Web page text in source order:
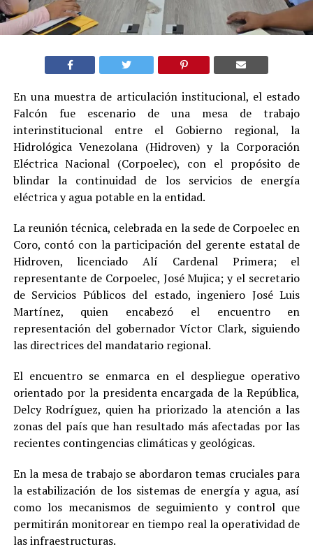
En una muestra de articulación institucional, el estado
Falcón fue escenario de una mesa de trabajo
interinstitucional entre el Gobierno regional, la
Hidrológica Venezolana (Hidroven) y la Corporación
Eléctrica Nacional (Corpoelec), con el propósito de
blindar la continuidad de los servicios de energía
eléctrica y agua potable en la entidad.
La reunión técnica, celebrada en la sede de Corpoelec en
Coro, contó con la participación del gerente estatal de
Hidroven, licenciado Alí Cardenal Primera; el
representante de Corpoelec, José Mujica; y el secretario
de Servicios Públicos del estado, ingeniero José Luis
Martínez, quien encabezó el encuentro en
representación del gobernador Víctor Clark, siguiendo
las directrices del mandatario regional.
El encuentro se enmarca en el despliegue operativo
orientado por la presidenta encargada de la República,
Delcy Rodríguez, quien ha priorizado la atención a las
zonas del país que han resultado más afectadas por las
recientes contingencias climáticas y geológicas.
En la mesa de trabajo se abordaron temas cruciales para
la estabilización de los sistemas de energía y agua, así
como los mecanismos de seguimiento y control que
permitirán monitorear en tiempo real la operatividad de
las infraestructuras.